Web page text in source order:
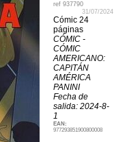
ref 937790
31/07/2024
Cómic 24
páginas
CÓMIC -
CÓMIC
AMERICANO:
CAPITÁN
AMÉRICA
PANINI
Fecha de
salida: 2024-8-
1
EAN:
977293851900800008